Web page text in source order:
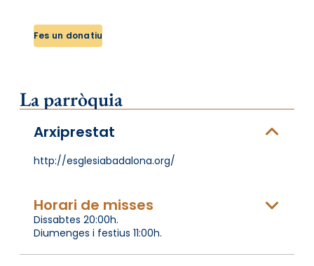
Fes un donatiu
La parròquia
Arxiprestat
http://esglesiabadalona.org/
Horari de misses
Dissabtes 20:00h.
Diumenges i festius 11:00h.